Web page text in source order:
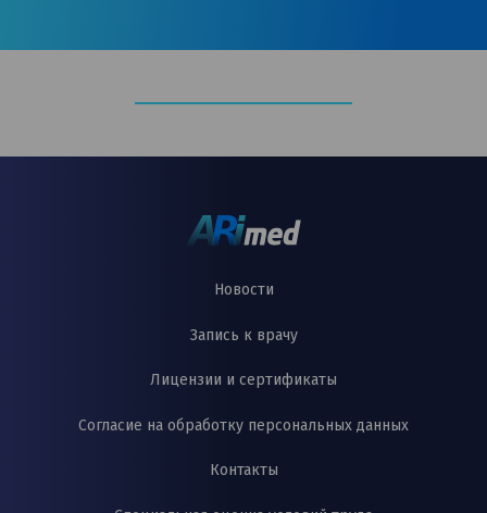
Новости
Запись к врачу
Лицензии и сертификаты
Согласие на обработку персональных данных
Контакты